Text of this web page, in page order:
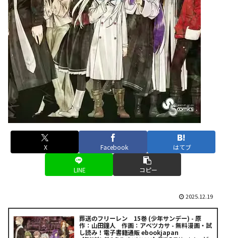
X Facebook はてブ
LINE コピー
2025.12.19
葬送のフリーレン 15巻 (少年サンデー) - 原
作：山田鐘人 作画：アベツカサ - 無料漫画・試
し読み！電子書籍通販 ebookjapan